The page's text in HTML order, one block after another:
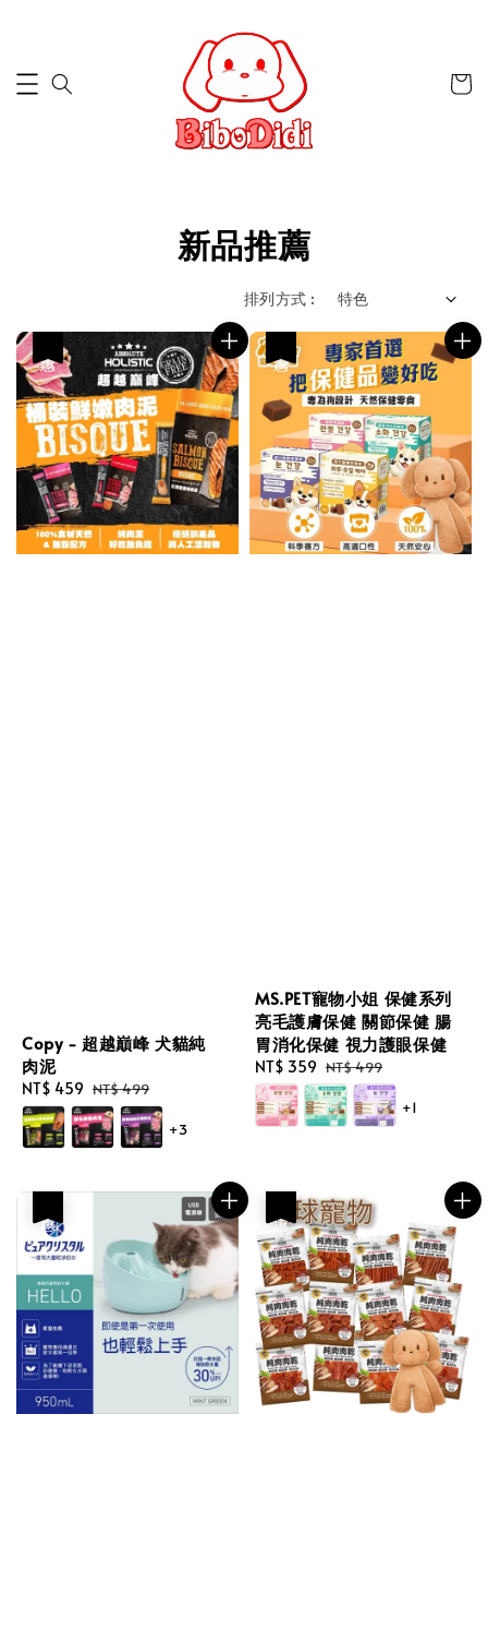
新品推薦
排列方式 :
Copy - 超越巔峰 犬貓純
肉泥
Sale
price
NT$ 459 Regular
price
NT$ 499
+3
MS.PET寵物小姐 保健系列
亮毛護膚保健 關節保健 腸
胃消化保健 視力護眼保健
Sale
price
NT$ 359 Regular
price
NT$ 499
+1